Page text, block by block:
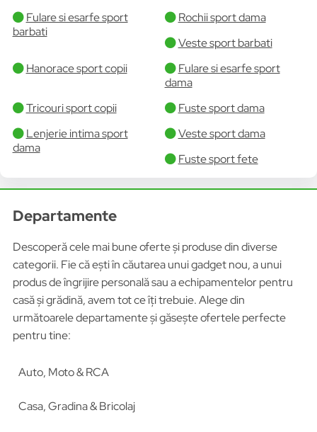
Fulare si esarfe sport
barbati
Rochii sport dama
Veste sport barbati
Hanorace sport copii
Fulare si esarfe sport
dama
Tricouri sport copii
Fuste sport dama
Lenjerie intima sport
dama
Veste sport dama
Fuste sport fete
Departamente
Descoperă cele mai bune oferte și produse din diverse
categorii. Fie că ești în căutarea unui gadget nou, a unui
produs de îngrijire personală sau a echipamentelor pentru
casă și grădină, avem tot ce îți trebuie. Alege din
următoarele departamente și găsește ofertele perfecte
pentru tine:
Auto, Moto & RCA
Casa, Gradina & Bricolaj